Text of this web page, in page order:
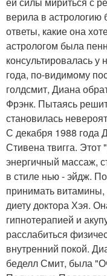
верила в астрологию
ответы, какие она
астрологом была
консультировалась
года, по-видимому
голдсмит, Диана
Фрэнк. Пытаясь
становилась
С декабря 1988 года
Стивена твигга.
энергичный массаж,
в стиле нью - эйдж.
принимать витамины,
диету доктора Хэя.
гипнотерапией и
расслабиться
внутренний покой.
беделл Смит, была